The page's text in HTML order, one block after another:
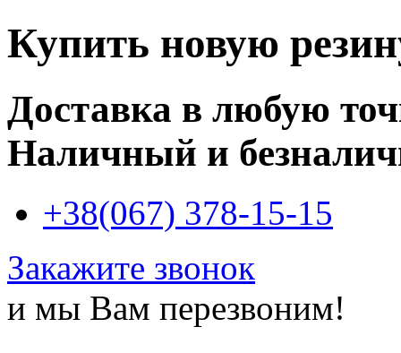
Купить новую
Доставка в любую
Наличный и
+38(067) 378-15-15
Закажите звонок
и мы Вам перезвоним!